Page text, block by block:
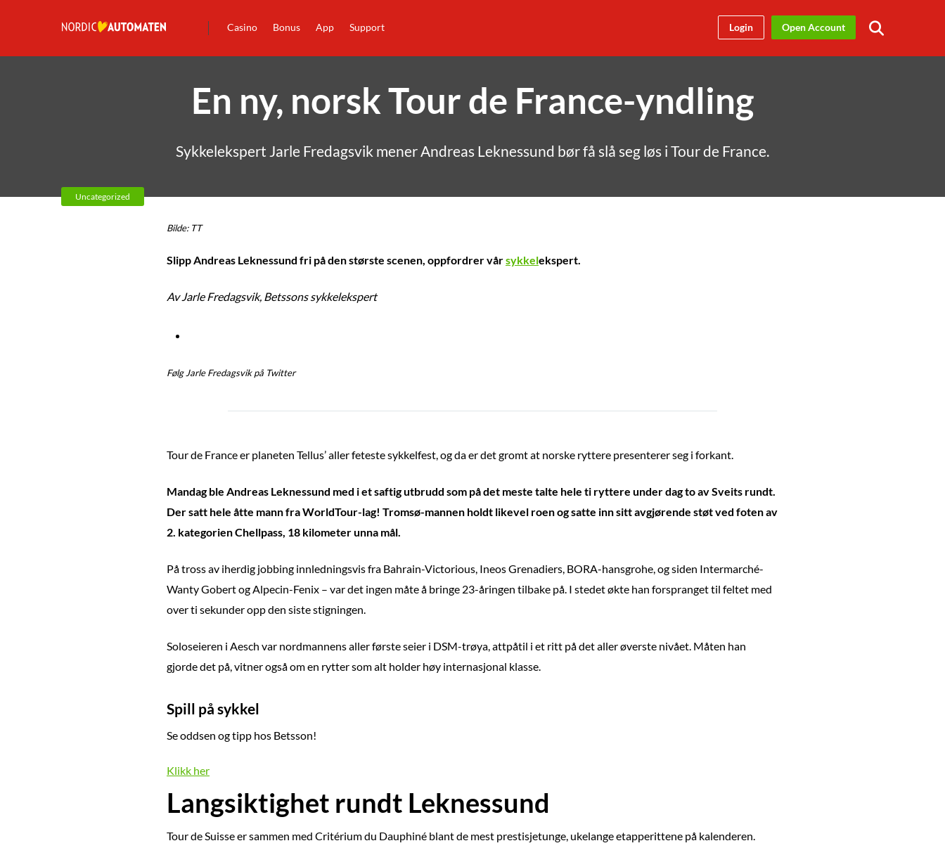
Casino Bonus App Support Open Account
Login
En ny, norsk Tour de France-yndling
Sykkelekspert Jarle Fredagsvik mener Andreas Leknessund bør få slå seg løs i Tour de France.
Uncategorized
Bilde: TT
Slipp Andreas Leknessund fri på den største scenen, oppfordrer vårsykkelekspert.
Av Jarle Fredagsvik, Betssons sykkelekspert
Følg Jarle Fredagsvik på Twitter
Tour de France er planeten Tellus’ aller feteste sykkelfest, og da er det gromt at norske ryttere presenterer seg i forkant.
Mandag ble Andreas Leknessund med i et saftig utbrudd som på det meste talte hele ti ryttere under dag to av Sveits rundt.
Der satt hele åtte mann fra WorldTour-lag! Tromsø-mannen holdt likevel roen og satte inn sitt avgjørende støt ved foten av
2. kategorien Chellpass, 18 kilometer unna mål.
På tross av iherdig jobbing innledningsvis fra Bahrain-Victorious, Ineos Grenadiers, BORA-hansgrohe, og siden Intermarché-
Wanty Gobert og Alpecin-Fenix – var det ingen måte å bringe 23-åringen tilbake på. I stedet økte han forspranget til feltet med
over ti sekunder opp den siste stigningen.
Soloseieren i Aesch var nordmannens aller første seier i DSM-trøya, attpåtil i et ritt på det aller øverste nivået. Måten han
gjorde det på, vitner også om en rytter som alt holder høy internasjonal klasse.
Spill på sykkel
Se oddsen og tipp hos Betsson!
Klikk her
Langsiktighet rundt Leknessund
Tour de Suisse er sammen med Critérium du Dauphiné blant de mest prestisjetunge, ukelange etapperittene på kalenderen.